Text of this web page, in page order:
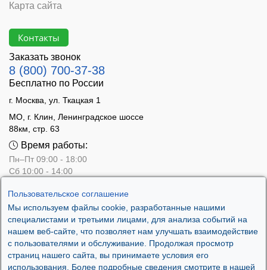
Пользовательское соглашение
Мы используем файлы cookie, разработанные нашими
специалистами и третьими лицами, для анализа событий на
нашем веб-сайте, что позволяет нам улучшать взаимодействие
с пользователями и обслуживание. Продолжая просмотр
страниц нашего сайта, вы принимаете условия его
использования. Более подробные сведения смотрите в нашей
Карта сайта
Контакты
Заказать звонок
8 (800) 700-37-38
Бесплатно по России
г. Москва, ул. Ткацкая 1
МО, г. Клин, Ленинградское шоссе
88км, стр. 63
Время работы:
Пн–Пт 09:00 - 18:00
Сб 10:00 - 14:00